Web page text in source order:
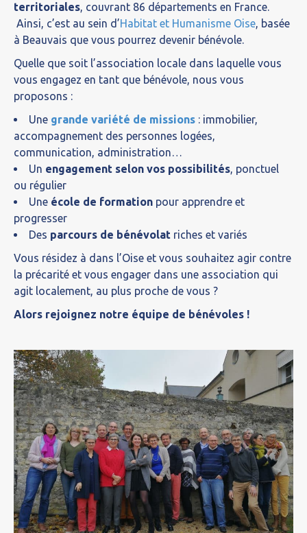
territoriales, couvrant 86 départements en France.
Ainsi, c’est au sein d’Habitat et Humanisme Oise, basée
à Beauvais que vous pourrez devenir bénévole.
Quelle que soit l’association locale dans laquelle vous
vous engagez en tant que bénévole, nous vous
proposons :
Une grande variété de missions : immobilier,
accompagnement des personnes logées,
communication, administration…
Un engagement selon vos possibilités, ponctuel
ou régulier
Une école de formation pour apprendre et
progresser
Des parcours de bénévolat riches et variés
Vous résidez à dans l’Oise et vous souhaitez agir contre
la précarité et vous engager dans une association qui
agit localement, au plus proche de vous ?
Alors rejoignez notre équipe de bénévoles !